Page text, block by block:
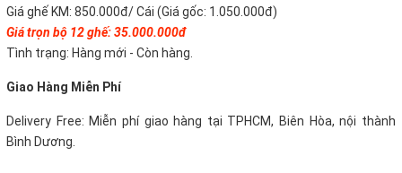
Giá ghế KM: 850.000đ/ Cái (Giá gốc: 1.050.000đ)
Giá trọn bộ 12 ghế: 35.000.000đ
Tình trạng: Hàng mới - Còn hàng.
Giao Hàng Miễn Phí
Delivery Free: Miễn phí giao hàng tại TPHCM, Biên Hòa, nội thành
Bình Dương.